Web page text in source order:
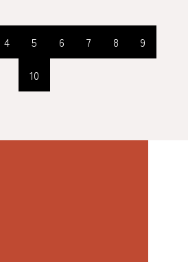
4 5 6 7 8
9
10